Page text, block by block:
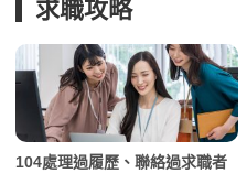
求職攻略
104處理過履歷、聯絡過求職者